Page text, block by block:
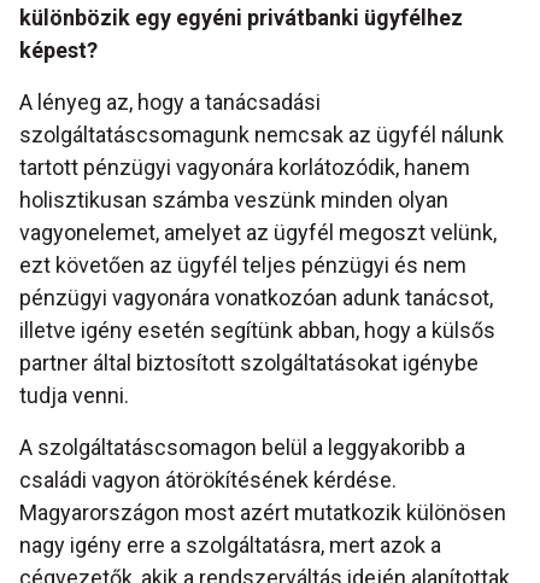
különbözik egy egyéni privátbanki ügyfélhez
képest?
A lényeg az, hogy a tanácsadási
szolgáltatáscsomagunk nemcsak az ügyfél nálunk
tartott pénzügyi vagyonára korlátozódik, hanem
holisztikusan számba veszünk minden olyan
vagyonelemet, amelyet az ügyfél megoszt velünk,
ezt követően az ügyfél teljes pénzügyi és nem
pénzügyi vagyonára vonatkozóan adunk tanácsot,
illetve igény esetén segítünk abban, hogy a külsős
partner által biztosított szolgáltatásokat igénybe
tudja venni.
A szolgáltatáscsomagon belül a leggyakoribb a
családi vagyon átörökítésének kérdése.
Magyarországon most azért mutatkozik különösen
nagy igény erre a szolgáltatásra, mert azok a
cégvezetők, akik a rendszerváltás idején alapítottak